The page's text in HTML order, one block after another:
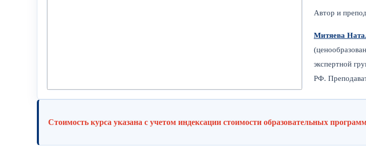
Автор и
Митяева
экспертной
РФ.
Стоимость курса указана с учетом индексации стоимости образовательных